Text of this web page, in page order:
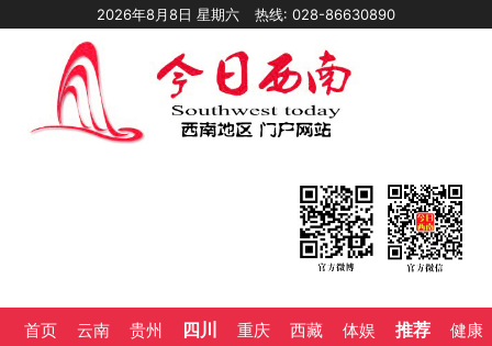
2026年8月8日 星期六 热线: 028-86630890
首页 云南 贵州 四川 重庆 西藏 体娱 推荐 健康